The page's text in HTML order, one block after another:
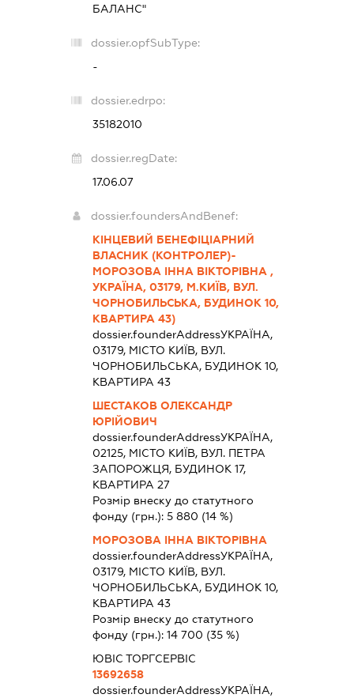
БАЛАНС"
dossier.opfSubType:
-
dossier.edrpo:
35182010
dossier.regDate:
17.06.07
dossier.foundersAndBenef:
КІНЦЕВИЙ БЕНЕФІЦІАРНИЙ
ВЛАСНИК (КОНТРОЛЕР)-
МОРОЗОВА ІННА ВІКТОРІВНА ,
УКРАЇНА, 03179, М.КИЇВ, ВУЛ.
ЧОРНОБИЛЬСЬКА, БУДИНОК 10,
КВАРТИРА 43)
dossier.founderAddressУКРАЇНА,
03179, МІСТО КИЇВ, ВУЛ.
ЧОРНОБИЛЬСЬКА, БУДИНОК 10,
КВАРТИРА 43
ШЕСТАКОВ ОЛЕКСАНДР
ЮРІЙОВИЧ
dossier.founderAddressУКРАЇНА,
02125, МІСТО КИЇВ, ВУЛ. ПЕТРА
ЗАПОРОЖЦЯ, БУДИНОК 17,
КВАРТИРА 27
Розмір внеску до статутного
фонду (грн.): 5 880 (14 %)
МОРОЗОВА ІННА ВІКТОРІВНА
dossier.founderAddressУКРАЇНА,
03179, МІСТО КИЇВ, ВУЛ.
ЧОРНОБИЛЬСЬКА, БУДИНОК 10,
КВАРТИРА 43
Розмір внеску до статутного
фонду (грн.): 14 700 (35 %)
ЮВІС ТОРГСЕРВІС
13692658
dossier.founderAddressУКРАЇНА,